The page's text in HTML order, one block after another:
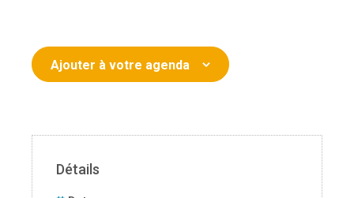
Ajouter à votre agenda
Détails